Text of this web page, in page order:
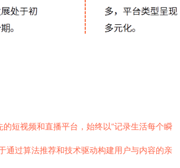
的短视频和直播平台，始终以“记录生活每个瞬
通过算法推荐和技术驱动构建用户与内容的亲